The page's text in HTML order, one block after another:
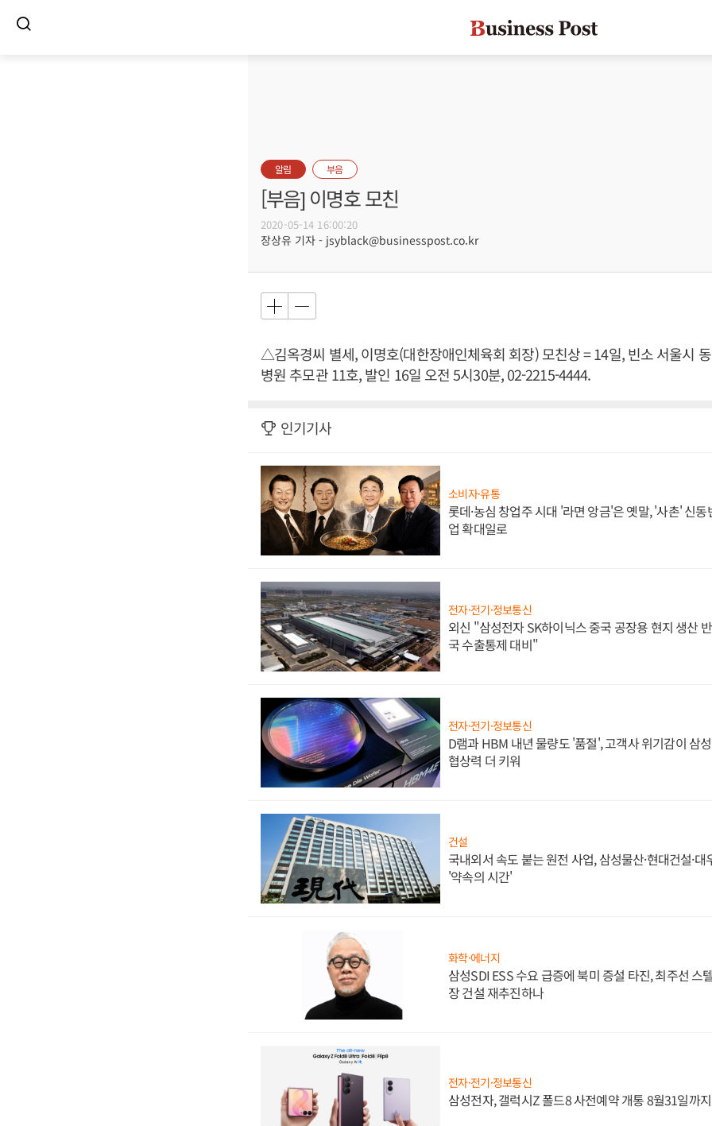
알림 부음
[부음] 이명호 모친
2020-05-14 16:00:20
장상유 기자 - jsyblack@businesspost.co.kr
△김옥경씨 별세, 이명호(대한장애인체육회 회장) 모친상 = 14일, 빈소 서울시
병원 추모관 11호, 발인 16일 오전 5시30분, 02-2215-4444.
인기기사
소비자·유통
롯데·농심 창업주 시대 '라면 앙금'은 옛말, '사촌' 신동
업 확대일로
전자·전기·정보통신
외신 "삼성전자 SK하이닉스 중국 공장용 현지 생산
국 수출통제 대비"
전자·전기·정보통신
D램과 HBM 내년 물량도 '품절', 고객사 위기감이 삼
협상력 더 키워
건설
국내외서 속도 붙는 원전 사업, 삼성물산·현대건설·
'약속의 시간'
화학·에너지
삼성SDI ESS 수요 급증에 북미 증설 타진, 최주선 스
장 건설 재추진하나
전자·전기·정보통신
삼성전자, 갤럭시Z 폴드8 사전예약 개통 8월31일까